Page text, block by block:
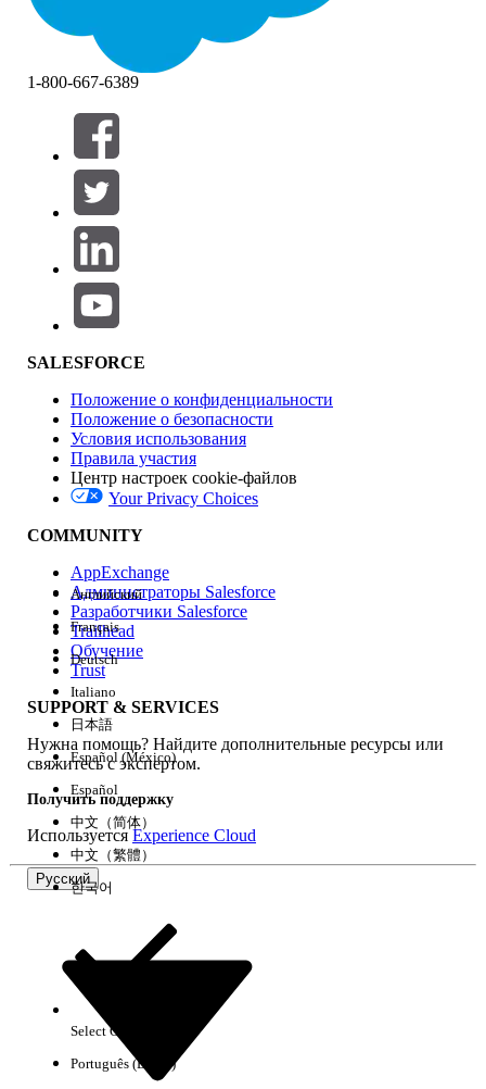
Фильтры (0)
ВЫБРАТЬ ФИЛЬТРЫ
Область продуктов
Влияние на функции
Версия
Возможности
Очистить все Готово
Результаты отсутствуют
1-800-667-6389
SALESFORCE
Положение о конфиденциальности
Положение о безопасности
Условия использования
Правила участия
Центр настроек cookie-файлов
Your Privacy Choices
COMMUNITY
AppExchange
Администраторы Salesforce
Разработчики Salesforce
Trailhead
Обучение
Trust
SUPPORT & SERVICES
Нужна помощь? Найдите дополнительные ресурсы или
свяжитесь с экспертом.
Получить поддержку
ИспользуетсяExperience Cloud
Русский
Английский
Français
Deutsch
Italiano
日本語
Español (México)
Español
中文（简体）
中文（繁體）
한국어
Select Org
Português (Brasil)